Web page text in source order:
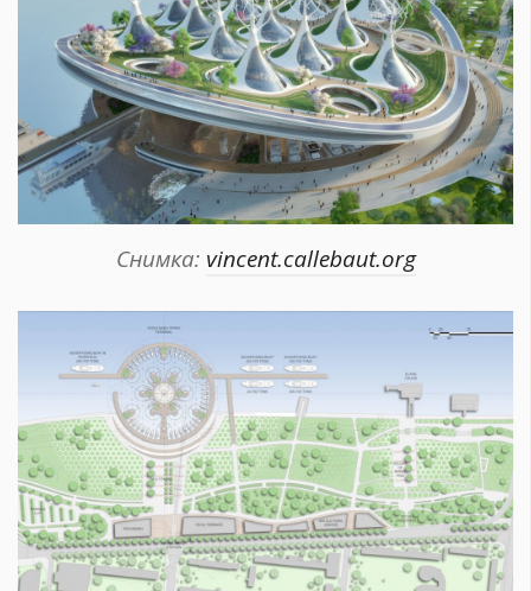
Снимка: vincent.callebaut.org